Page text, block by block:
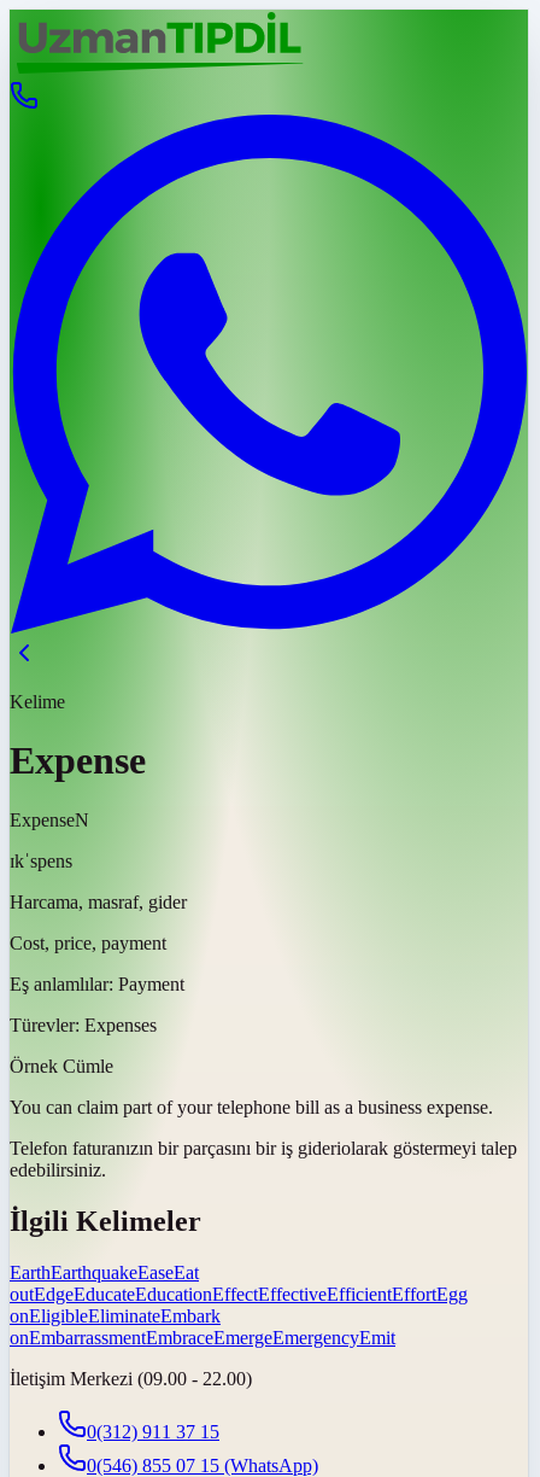
Kelime
Expense
ExpenseN
ɪkˈspens
Harcama, masraf, gider
Cost, price, payment
Eş anlamlılar: Payment
Türevler: Expenses
Örnek Cümle
You can claim part of your telephone bill as a business expense.
Telefon faturanızın bir parçasını bir iş gideriolarak göstermeyi talep
edebilirsiniz.
İlgili Kelimeler
EarthEarthquakeEaseEat
outEdgeEducateEducationEffectEffectiveEfficientEffortEgg
onEligibleEliminateEmbark
onEmbarrassmentEmbraceEmergeEmergencyEmit
İletişim Merkezi (09.00 - 22.00)
0(312) 911 37 15
0(546) 855 07 15 (WhatsApp)